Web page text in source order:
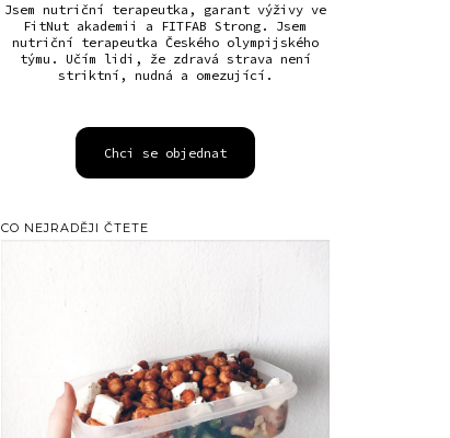
Jsem nutriční terapeutka, garant výživy ve
FitNut akademii a FITFAB Strong. Jsem
nutriční terapeutka Českého olympijského
týmu. Učím lidi, že zdravá strava není
striktní, nudná a omezující.
Chci se objednat
CO NEJRADĚJI ČTETE